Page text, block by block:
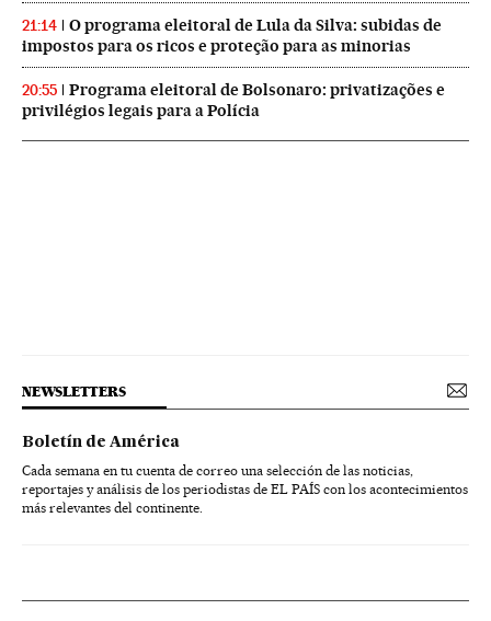
21:14
O programa eleitoral de Lula da Silva: subidas de
impostos para os ricos e proteção para as minorias
20:55
Programa eleitoral de Bolsonaro: privatizações e
privilégios legais para a Polícia
NEWSLETTERS
Boletín de América
Cada semana en tu cuenta de correo una selección de las noticias,
reportajes y análisis de los periodistas de EL PAÍS con los acontecimientos
más relevantes del continente.